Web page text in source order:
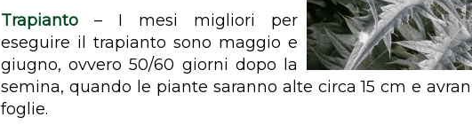
Trapianto – I mesi migliori per
eseguire il trapianto sono maggio e
giugno, ovvero 50/60 giorni dopo la
semina, quando le piante saranno alte circa 15 cm e
foglie.